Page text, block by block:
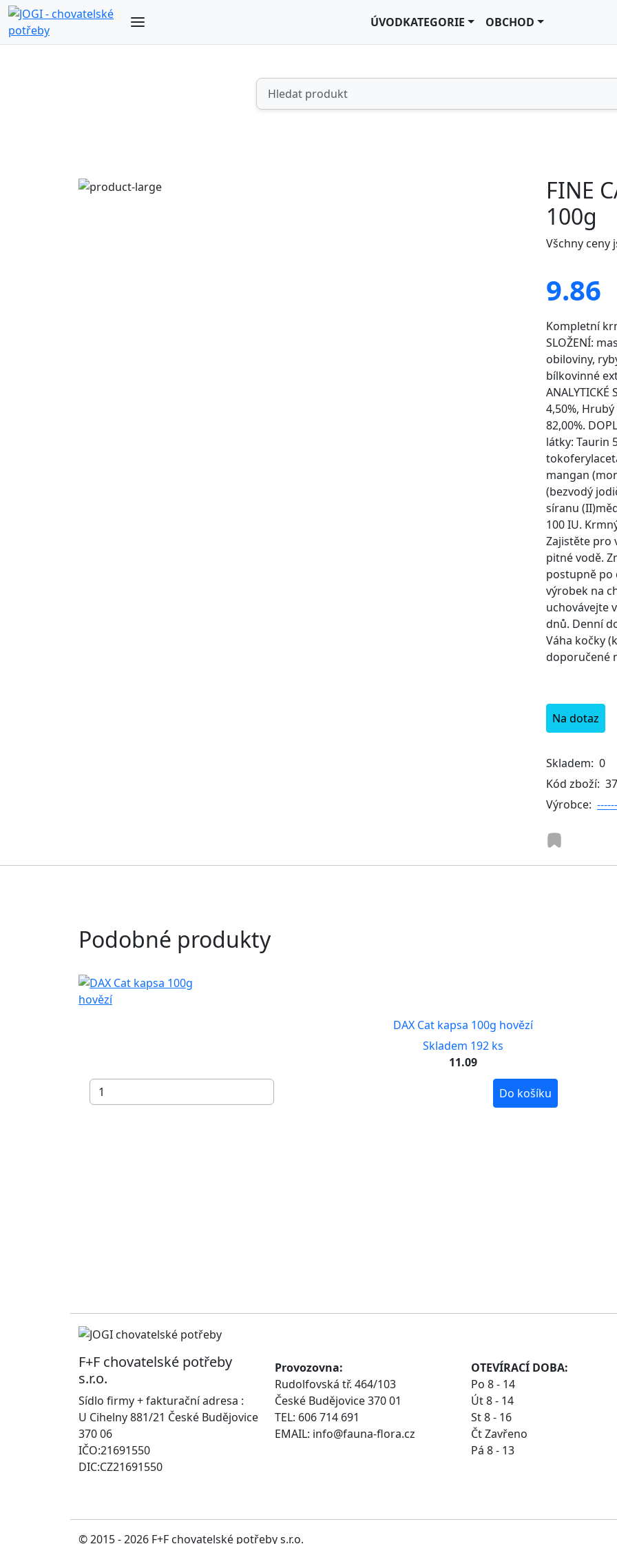
ÚVODKATEGORIE OBCHOD
FINE
100g
Všchny ceny
9.86
Kompletní
SLOŽENÍ:
obiloviny,
bílkovinné
4,50%,
82,00%.
látky: Taurin
mangan
(bezvodý
síranu
100 IU.
Zajistěte pro
pitné vodě.
postupně po
výrobek na
uchovávejte
dnů. Denní
Váha kočky
doporučené
Na dotaz
Skladem: 0
Kód zboží:
Výrobce: ------
Podobné produkty
DAX Cat kapsa 100g hovězí
Skladem 192 ks
11.09
Do košíku
F+F chovatelské potřeby
s.r.o.
Sídlo firmy + fakturační adresa :
U Cihelny 881/21 České Budějovice
370 06
IČO:21691550
DIC:CZ21691550
Provozovna:
Rudolfovská tř. 464/103
České Budějovice 370 01
TEL: 606 714 691
EMAIL: info@fauna-flora.cz
OTEVÍRACÍ DOBA:
Po 8 - 14
Út 8 - 14
St 8 - 16
Čt Zavřeno
Pá 8 - 13
© 2015 - 2026 F+F chovatelské potřeby s.r.o.